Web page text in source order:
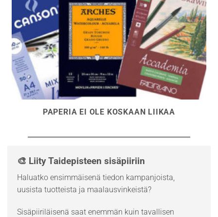
PAPERIA EI OLE KOSKAAN LIIKAA
🎨 Liity Taidepisteen sisäpiiriin
Haluatko ensimmäisenä tiedon kampanjoista,
uusista tuotteista ja maalausvinkeistä?
Sisäpiiriläisenä saat enemmän kuin tavallisen